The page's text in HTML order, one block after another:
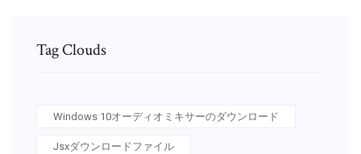
Tag Clouds
Windows 10オーディオミキサーのダウンロード
Jsxダウンロードファイル